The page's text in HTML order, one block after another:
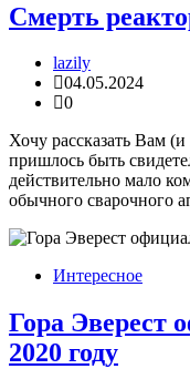
Смерть
lazily
04.05.2024
0
Хочу рассказать Вам
пришлось быть
действительно мало
обычного сварочного
Интересное
Гора Эверест
2020 году